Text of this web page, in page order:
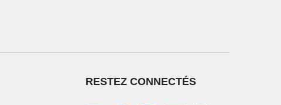
RESTEZ CONNECTÉS